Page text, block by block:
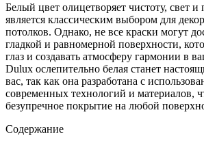
Белый цвет олицетворяет чистоту, свет и
является классическим выбором для
потолков. Однако, не все краски могут
гладкой и равномерной поверхности,
глаз и создавать атмосферу гармонии в
Dulux ослепительно белая станет
вас, так как она разработана с
современных технологий и материалов,
безупречное покрытие на любой
Содержание